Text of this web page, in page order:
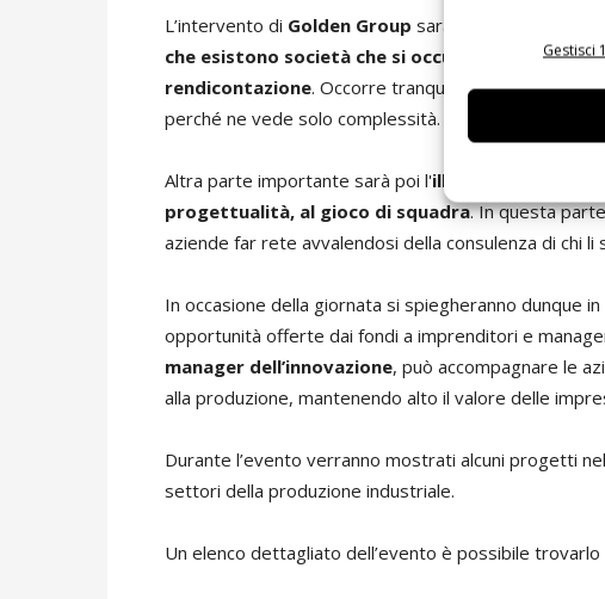
Gestisci
L’intervento di Golden Group sarà poi il fulcro della
che esistono società che si occupano di tutto
rendicontazione. Occorre tranquillizzare, e
perché ne vede solo complessità.
Altra parte importante sarà poi l'illustrazione dei
progettualità, al gioco di squadra. In questa
aziende far rete avvalendosi della consulenza di chi
In occasione della giornata si spiegheranno dunque
opportunità offerte dai fondi a imprenditori e
manager dell’innovazione, può accompagnare le
alla produzione, mantenendo alto il valore delle
Durante l’evento verranno mostrati alcuni progetti
settori della produzione industriale.
Un elenco dettagliato dell’evento è possibile trovarlo